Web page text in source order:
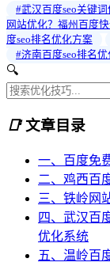
#武汉百度seo关键
网站优化？福州百度
度seo排名优化方案
#济南百度seo排名
🔍
📑文章目录
一、百度免
二、鸡西百
三、铁岭网
四、武汉百
优化系统
五、温岭百